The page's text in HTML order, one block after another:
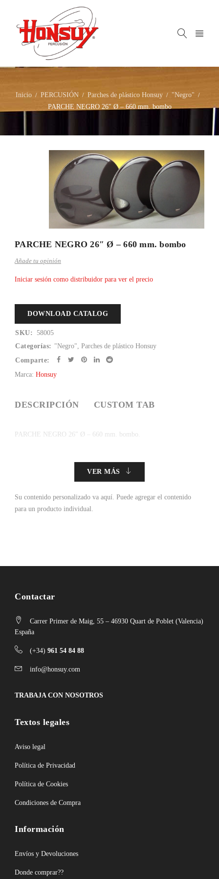
Inicio / PERCUSIÓN / Parches de plástico Honsuy / "Negro" /
PARCHE NEGRO 26″ Ø – 660 mm. bombo
PARCHE NEGRO 26″ Ø – 660 mm. bombo
Añade tu opinión
Iniciar sesión como distribuidor para ver el precio
DOWNLOAD CATALOG
SKU:
58005
Categorías: "Negro" Parches de plástico Honsuy
Comparte:
Marca: Honsuy
DESCRIPCIÓN CUSTOM TAB
PARCHE NEGRO 26″ Ø – 660 mm. bombo.
VER MÁS
Su contenido personalizado va aquí. Puede agregar el contenido
para un producto individual.
Contactar
Carrer Primer de Maig, 55 – 46930 Quart de Poblet (Valencia)
España
(+34) 961 54 84 88
info@honsuy.com
TRABAJA CON NOSOTROS
Textos legales
Aviso legal
Política de Privacidad
Política de Cookies
Condiciones de Compra
Información
Envíos y Devoluciones
Donde comprar??